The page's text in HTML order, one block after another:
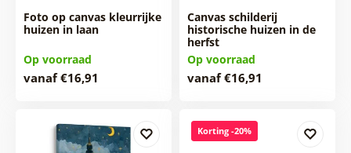
Foto op canvas kleurrijke
huizen in laan
Op voorraad
vanaf €16,91
Canvas schilderij
historische huizen in de
herfst
Op voorraad
vanaf €16,91
Korting -20%